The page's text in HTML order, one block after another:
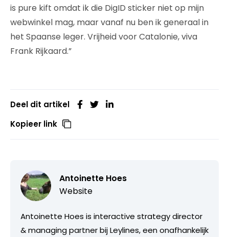
is pure kift omdat ik die DigID sticker niet op mijn
webwinkel mag, maar vanaf nu ben ik generaal in
het Spaanse leger. Vrijheid voor Catalonie, viva
Frank Rijkaard.”
Deel dit artikel
Kopieer link
Antoinette Hoes
Website
Antoinette Hoes is interactive strategy director
& managing partner bij Leylines, een onafhankelijk